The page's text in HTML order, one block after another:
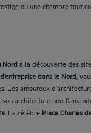
ou une chambre tout
Nord à la découverte des
dans le Nord ,
Les amoureux
architecture néo-
. La célèbre Place Charles